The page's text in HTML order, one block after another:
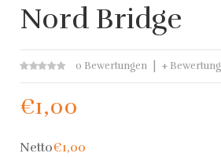
Nord Bridge
0 Bewertungen + Bewertung
€1,00
Netto€1,00